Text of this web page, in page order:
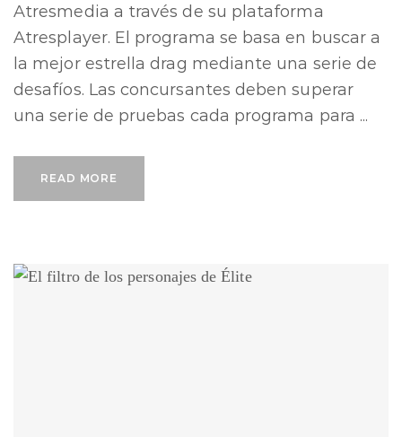
Atresmedia a través de su plataforma
Atresplayer. El programa se basa en buscar a
la mejor estrella drag mediante una serie de
desafíos. Las concursantes deben superar
una serie de pruebas cada programa para ...
READ MORE